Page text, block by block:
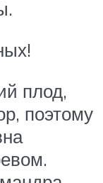
плод,
поэтому